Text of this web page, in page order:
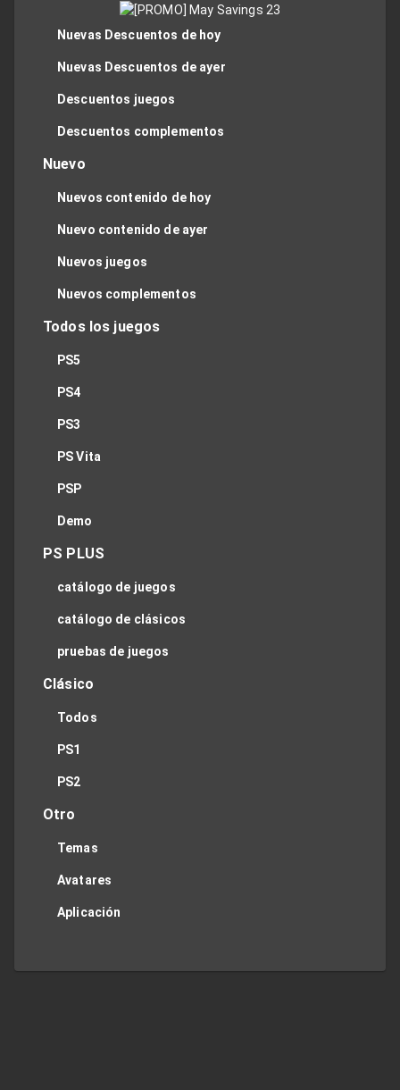
Nuevas Descuentos de hoy
Nuevas Descuentos de ayer
Descuentos juegos
Descuentos complementos
Nuevo
Nuevos contenido de hoy
Nuevo contenido de ayer
Nuevos juegos
Nuevos complementos
Todos los juegos
PS5
PS4
PS3
PS Vita
PSP
Demo
PS PLUS
catálogo de juegos
catálogo de clásicos
pruebas de juegos
Clásico
Todos
PS1
PS2
Otro
Temas
Avatares
Aplicación